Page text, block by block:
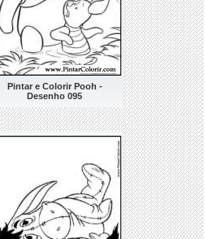
Pintar e Colorir Pooh -
Desenho 095